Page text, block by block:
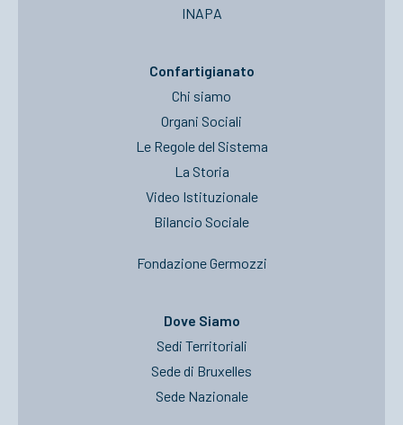
INAPA
Confartigianato
Chi siamo
Organi Sociali
Le Regole del Sistema
La Storia
Video Istituzionale
Bilancio Sociale
Fondazione Germozzi
Dove Siamo
Sedi Territoriali
Sede di Bruxelles
Sede Nazionale